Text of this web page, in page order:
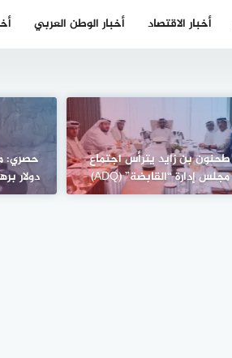
أخبار الاقتصاد أخبار الوطن العربي
طحنون بن زايد يترأس اجتماع
مجلس إدارة “القابضة” (ADQ)
حصري:
دولار